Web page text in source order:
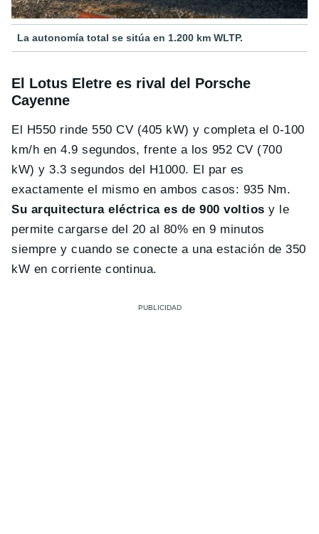
La autonomía total se sitúa en 1.200 km WLTP.
El Lotus Eletre es rival del Porsche
Cayenne
El H550 rinde 550 CV (405 kW) y completa el 0-100
km/h en 4.9 segundos, frente a los 952 CV (700
kW) y 3.3 segundos del H1000. El par es
exactamente el mismo en ambos casos: 935 Nm.
Su arquitectura eléctrica es de 900 voltios y le
permite cargarse del 20 al 80% en 9 minutos
siempre y cuando se conecte a una estación de 350
kW en corriente continua.